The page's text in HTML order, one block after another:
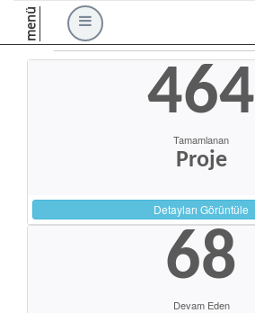
menü
464
Tamamlanan
Proje
Detayları Görüntüle
68
Devam Eden